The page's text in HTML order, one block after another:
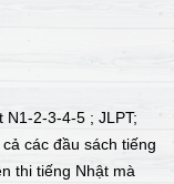
N1-2-3-4-5 ; JLPT;
các đầu sách tiếng
thi tiếng Nhật mà